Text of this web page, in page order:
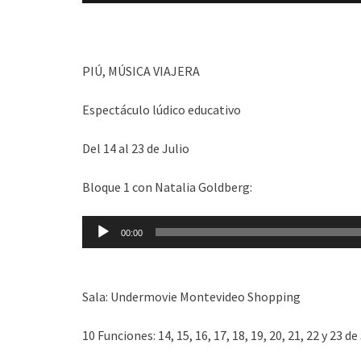
PIÚ, MÚSICA VIAJERA
Espectáculo lúdico educativo
Del 14 al 23 de Julio
Bloque 1 con Natalia Goldberg:
Reproductor
00:00
Sala: Undermovie Montevideo Shopping
10 Funciones: 14, 15, 16, 17, 18, 19, 20, 21, 22 y 23